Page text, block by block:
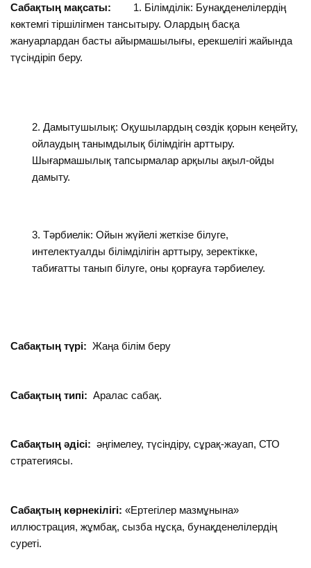
Сабақтың мақсаты:
1. Білімділік: Бунақденелілердің
көктемгі тіршілігмен тансытыру. Олардың басқа
жануарлардан басты айырмашылығы, ерекшелігі жайында
түсіндіріп беру.
Дамытушылық: Оқушылардың сөздік қорын кеңейту,
ойлаудың танымдылық білімдігін арттыру.
Шығармашылық тапсырмалар арқылы ақыл-ойды
дамыту.
Тәрбиелік: Ойын жүйелі жеткізе білуге,
интелектуалды білімділігін арттыру, зеректікке,
табиғатты танып білуге, оны қорғауға тәрбиелеу.
Сабақтың түрі:Жаңа білім беру
Сабақтың типі:Аралас сабақ.
Сабақтың әдісі: әңгімелеу, түсіндіру, сұрақ-жауап, СТО
стратегиясы.
Сабақтың көрнекілігі:«Ертегілер мазмұнына»
иллюстрация, жұмбақ, сызба нұсқа, бунақденелілердің
суреті.